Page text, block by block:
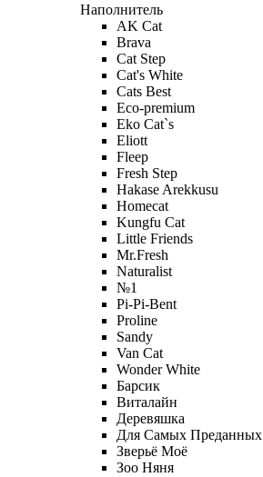
Наполнитель
AK Cat
Brava
Cat Step
Cat's White
Cats Best
Eco-premium
Eko Cat`s
Eliott
Fleep
Fresh Step
Hakase Arekkusu
Homecat
Kungfu Cat
Little Friends
Mr.Fresh
Naturalist
№1
Pi-Pi-Bent
Proline
Sandy
Van Cat
Wonder White
Барсик
Виталайн
Деревяшка
Для Самых Преданных
Зверьё Моё
Зоо Няня